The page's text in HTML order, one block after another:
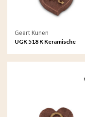
Geert Kunen
UGK 518 K Keramische